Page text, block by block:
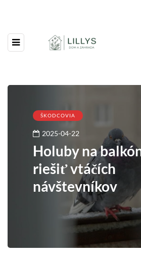
ŠKODCOVIA
2025-04-22
Holuby na
riešiť vtáčích
návštevníkov